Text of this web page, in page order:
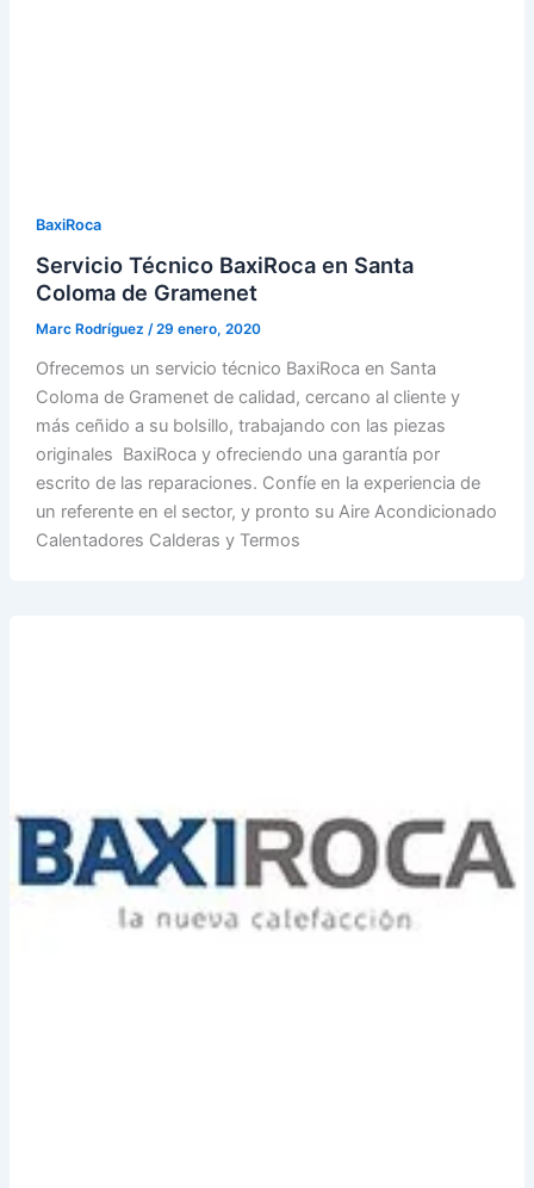
BaxiRoca
Servicio Técnico BaxiRoca en Santa
Coloma de Gramenet
Marc Rodríguez /29 enero, 2020
Ofrecemos un servicio técnico BaxiRoca en Santa
Coloma de Gramenet de calidad, cercano al cliente y
más ceñido a su bolsillo, trabajando con las piezas
originales BaxiRoca y ofreciendo una garantía por
escrito de las reparaciones. Confíe en la experiencia de
un referente en el sector, y pronto su Aire Acondicionado
Calentadores Calderas y Termos